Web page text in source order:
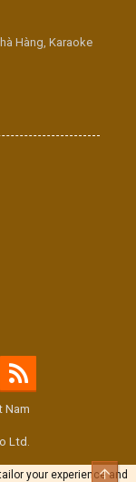
Hàng, Karaoke
Nam
Ltd.
your experience and
Top